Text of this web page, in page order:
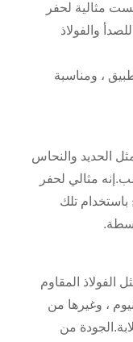
مثالية لحفر
والفولاذ
، ومناسبة
الحديد والنحاس
مثالي لحفر
باستخدام تلك
الفولاذ المقاوم
، وغيرها من
من